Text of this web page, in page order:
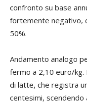
confronto su base
fortemente negativo,
50%.
Andamento analogo
fermo a 2,10 euro/kg.
di latte, che registra
centesimi, scendendo